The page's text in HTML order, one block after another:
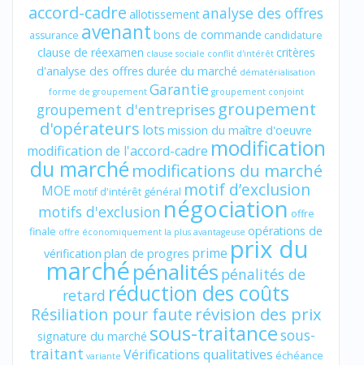
accord-cadre allotissementanalyse des offres
assurance avenant bons de commande candidature
clause de réexamen clause sociale conflit d'intérêt critères
d'analyse des offres durée du marché dématérialisation
forme de groupement Garantie groupement conjoint
groupement d'entreprises groupement
d'opérateurs lots mission du maître d'oeuvre
modification de l'accord-cadre modification
du marché modifications du marché
MOE motif d'intérêt général motif d’exclusion
motifs d'exclusion négociation offre
finale offre économiquement la plus avantageuse opérations de
vérification plan de progres prime prix du
marchépénalités pénalités de
retard réduction des coûts
Résiliation pour faute révision des prix
signature du marché sous-traitancesous-
traitant variante Vérifications qualitatives échéance